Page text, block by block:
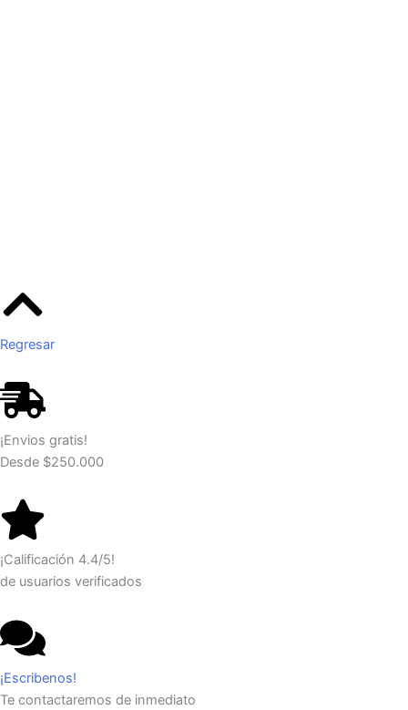
Regresar
¡Envios gratis!
Desde $250.000
¡Calificación 4.4/5!
de usuarios verificados
¡Escribenos!
Te contactaremos de inmediato